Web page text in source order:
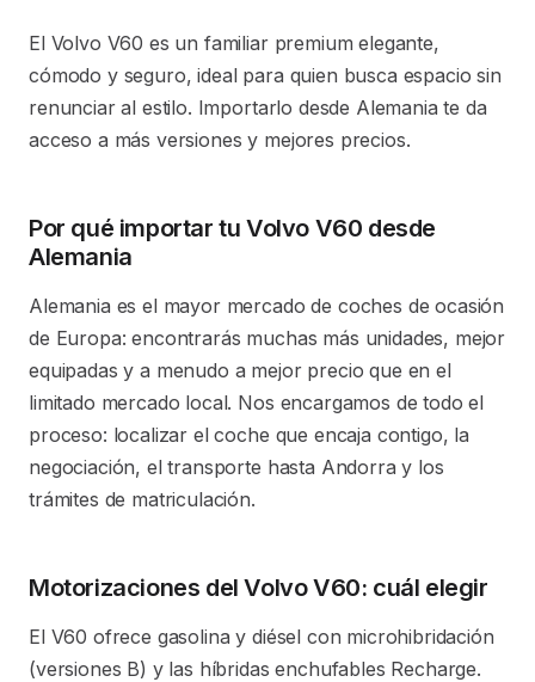
El Volvo V60 es un familiar premium elegante,
cómodo y seguro, ideal para quien busca espacio sin
renunciar al estilo. Importarlo desde Alemania te da
acceso a más versiones y mejores precios.
Por qué importar tu Volvo V60 desde
Alemania
Alemania es el mayor mercado de coches de ocasión
de Europa: encontrarás muchas más unidades, mejor
equipadas y a menudo a mejor precio que en el
limitado mercado local. Nos encargamos de todo el
proceso: localizar el coche que encaja contigo, la
negociación, el transporte hasta Andorra y los
trámites de matriculación.
Motorizaciones del Volvo V60: cuál elegir
El V60 ofrece gasolina y diésel con microhibridación
(versiones B) y las híbridas enchufables Recharge.